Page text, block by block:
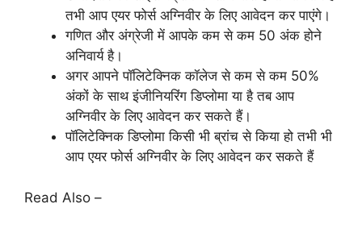
तभी आप एयर फोर्स अग्निवीर के लिए आवेदन कर पाएंगे।
गणित और अंग्रेजी में आपके कम से कम 50 अंक होने
अनिवार्य है।
अगर आपने पॉलिटेक्निक कॉलेज से कम से कम 50%
अंकों के साथ इंजीनियरिंग डिप्लोमा या है तब आप
अग्निवीर के लिए आवेदन कर सकते हैं।
पॉलिटेक्निक डिप्लोमा किसी भी ब्रांच से किया हो तभी भी
आप एयर फोर्स अग्निवीर के लिए आवेदन कर सकते हैं
Read Also –